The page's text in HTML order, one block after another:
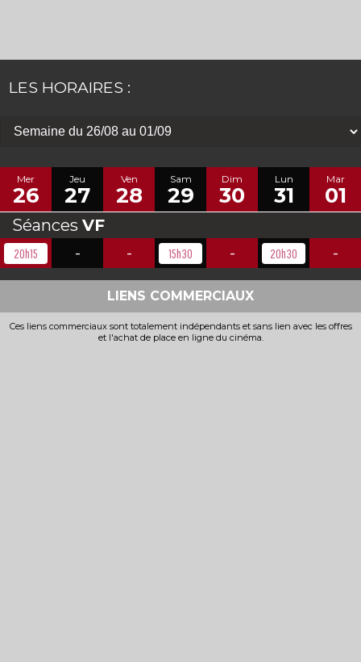
LES HORAIRES :
Mer
26
Jeu
27
Ven
28
Sam
29
Dim
30
Lun
31
Mar
01
Séances VF
20h15 - - 15h30 - 20h30 -
LIENS COMMERCIAUX
Ces liens commerciaux sont totalement indépendants et sans lien avec les offres
et l'achat de place en ligne du cinéma.